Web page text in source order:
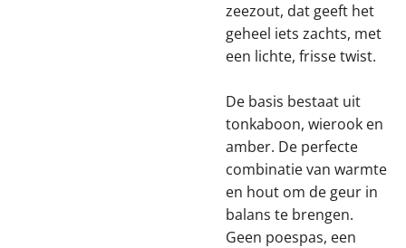
zeezout, dat geeft het
geheel iets zachts, met
een lichte, frisse twist.
De basis bestaat uit
tonkaboon, wierook en
amber. De perfecte
combinatie van warmte
en hout om de geur in
balans te brengen.
Geen poespas, een